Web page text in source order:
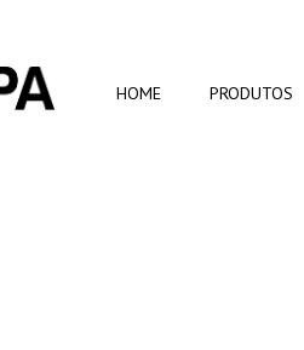
HOME PRODUTOS